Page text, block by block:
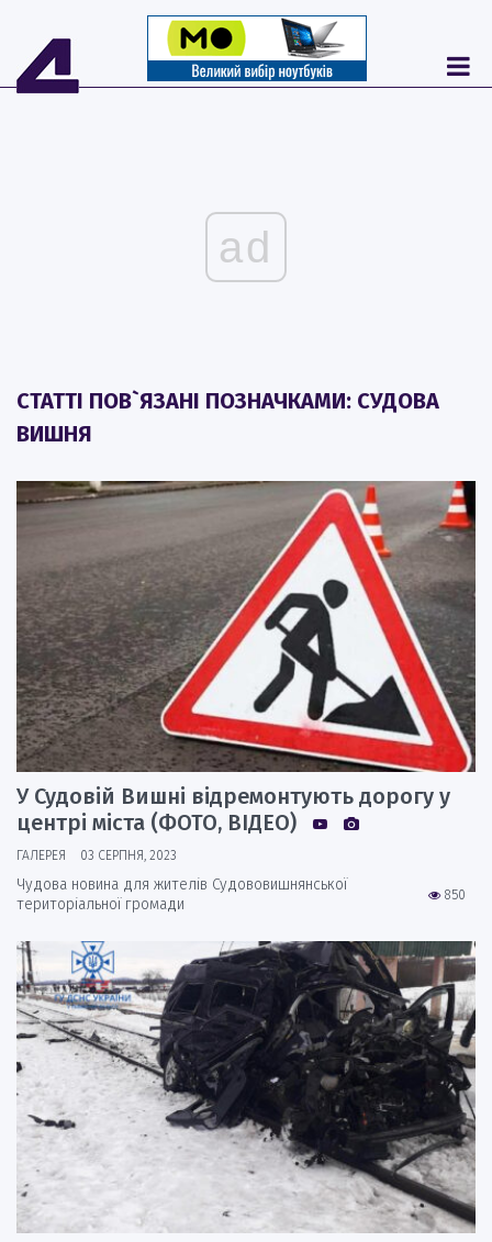
ad
СТАТТІ ПОВ`ЯЗАНІ ПОЗНАЧКАМИ: СУДОВА
ВИШНЯ
У Судовій Вишні відремонтують дорогу у
центрі міста (ФОТО, ВІДЕО)
ГАЛЕРЕЯ 03 СЕРПНЯ, 2023
850
Чудова новина для жителів Судововишнянської
територіальної громади